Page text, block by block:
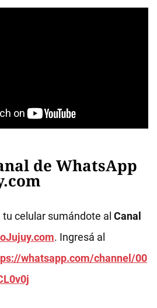
de WhatsApp
celular sumándote al Canal
. Ingresá al
whatsapp.com/channel/00